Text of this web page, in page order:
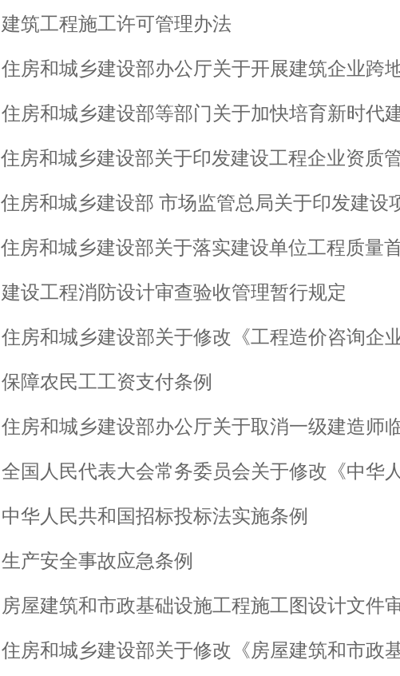
建筑工程施工许可管理办法
住房和城乡建设部办公厅关于开展建筑企业跨
住房和城乡建设部等部门关于加快培育新时代
住房和城乡建设部关于印发建设工程企业资质
住房和城乡建设部 市场监管总局关于印发建
住房和城乡建设部关于落实建设单位工程质量
建设工程消防设计审查验收管理暂行规定
住房和城乡建设部关于修改《工程造价咨询企
保障农民工工资支付条例
住房和城乡建设部办公厅关于取消一级建造师
全国人民代表大会常务委员会关于修改《中华
中华人民共和国招标投标法实施条例
生产安全事故应急条例
房屋建筑和市政基础设施工程施工图设计文件
住房和城乡建设部关于修改《房屋建筑和市政